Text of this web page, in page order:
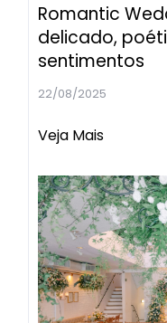
Romantic
delicado,
sentimentos
22/08/2025
Veja Mais